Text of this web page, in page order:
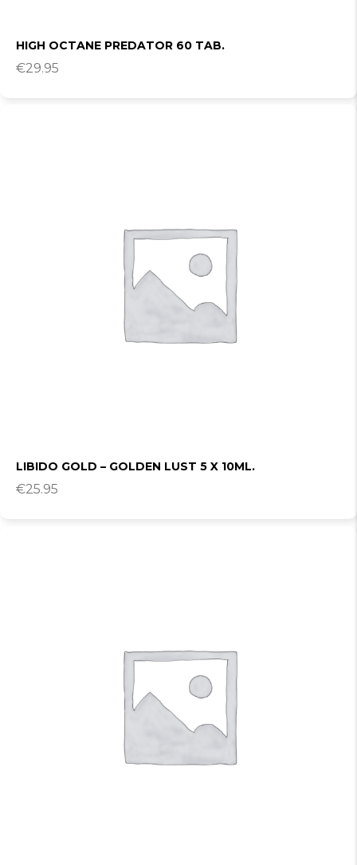
HIGH OCTANE PREDATOR 60 TAB.
€29.95
LIBIDO GOLD – GOLDEN LUST 5 X 10ML.
€25.95